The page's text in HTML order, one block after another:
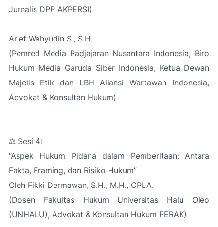
Jurnalis DPP AKPERSI)
Arief Wahyudin S., S.H.
(Pemred Media Padjajaran Nusantara Indonesia, Biro
Hukum Media Garuda Siber Indonesia, Ketua Dewan
Majelis Etik dan LBH Aliansi Wartawan Indonesia,
Advokat & Konsultan Hukum)
⚖️ Sesi 4:
“Aspek Hukum Pidana dalam Pemberitaan: Antara
Fakta, Framing, dan Risiko Hukum”
Oleh Fikki Dermawan, S.H., M.H., CPLA.
(Dosen Fakultas Hukum Universitas Halu Oleo
(UNHALU), Advokat & Konsultan Hukum PERAK)